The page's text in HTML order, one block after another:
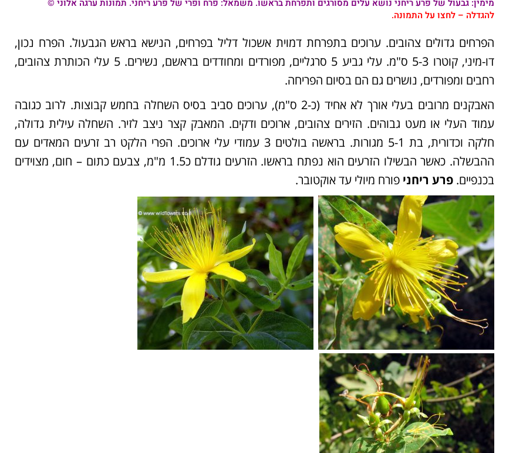
מימין: גבעול של פרע ריחני נושא עלים מסורגים ותפרחת בראשו. משמאל: פרח ופרי של פרע ריחני. תמונות ערגה אלוני ©
להגדלה – לחצו על התמונה.
הפרחים גדולים צהובים. ערוכים בתפרחת דמוית אשכול דליל בפרחים, הנישא בראש הגבעול. הפרח נכון,
דו-מיני, קוטרו 5-3 ס"מ. עלי גביע 5 סרגליים, מפורדים ומחודדים בראשם, נשירים. 5 עלי הכותרת צהובים,
רחבים ומפורדים, נושרים גם הם בסיום הפריחה.
האבקנים מרובים בעלי אורך לא אחיד (כ-2 ס"מ), ערוכים סביב בסיס השחלה בחמש קבוצות. לרוב כגובה
עמוד העלי או מעט גבוהים. הזירים צהובים, ארוכים ודקים. המאבק קצר ניצב לזיר. השחלה עילית גדולה,
חלקה וכדורית, בת 5-1 מגורות. בראשה בולטים 3 עמודי עלי ארוכים. הפרי הלקט רב זרעים המאדים עם
ההבשלה. כאשר הבשילו הזרעים הוא נפתח בראשו. הזרעים גודלם כ1.5 מ"מ, צבעם כתום – חום, מצוידים
בכנפיים. פרע ריחני פורח מיולי עד אוקטובר.